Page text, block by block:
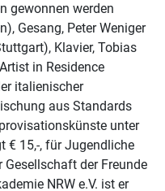
gewonnen werden
Gesang, Peter Weniger
Klavier, Tobias
in Residence
italienischer
aus Standards
unter
€ 15,-, für Jugendliche
der Freunde
NRW e.V. ist er